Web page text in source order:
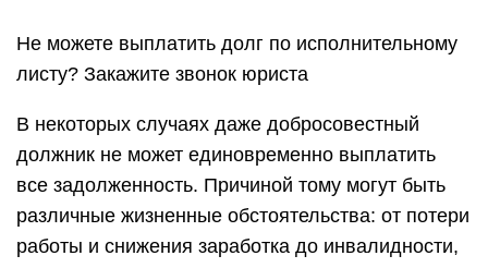
просить пристава об отложении
исполнительных действий на срок до 10 дней;
рассрочить выплаты;
исполнительского сбора, если есть такие
основания;
подавать заявление на исполнительные
условиям этой программы;